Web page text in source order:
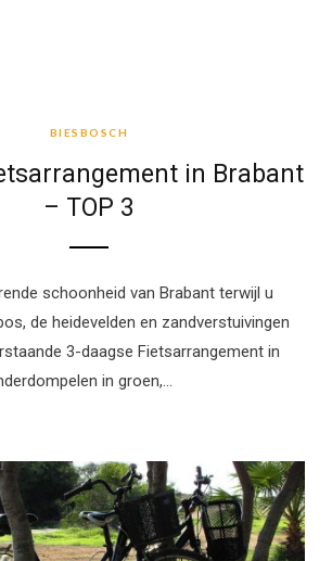
BIESBOSCH
in Brabant
– TOP 3
schoonheid van Brabant terwijl u
de heidevelden en zandverstuivingen
3-daagse Fietsarrangement in
in groen,…